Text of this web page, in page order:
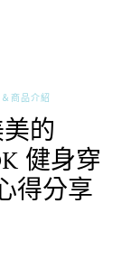
商品介紹
的
健身穿
得分享